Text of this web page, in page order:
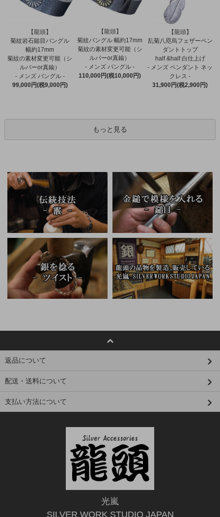
【龍頭】
菊紋岩石鎚目バングル
幅約17mm
菊紋の素材変更可能（シ
ルバーor真鍮）
- メンズ バングル -
99,000円(税9,000円)
【龍頭】
菊紋バングル 幅約17mm
菊紋の素材変更可能（シ
ルバーor真鍮）
- メンズ バングル -
110,000円(税10,000円)
【龍頭】
乱菊八咫烏フェザーペン
ダントトップ
half &half 白仕上げ
- メンズ ペンダント ネッ
クレス -
31,900円(税2,900円)
もっと見る
返品について
配送・送料について
支払い方法について
光嵐
SILVER WORK STUDIO JAPAN